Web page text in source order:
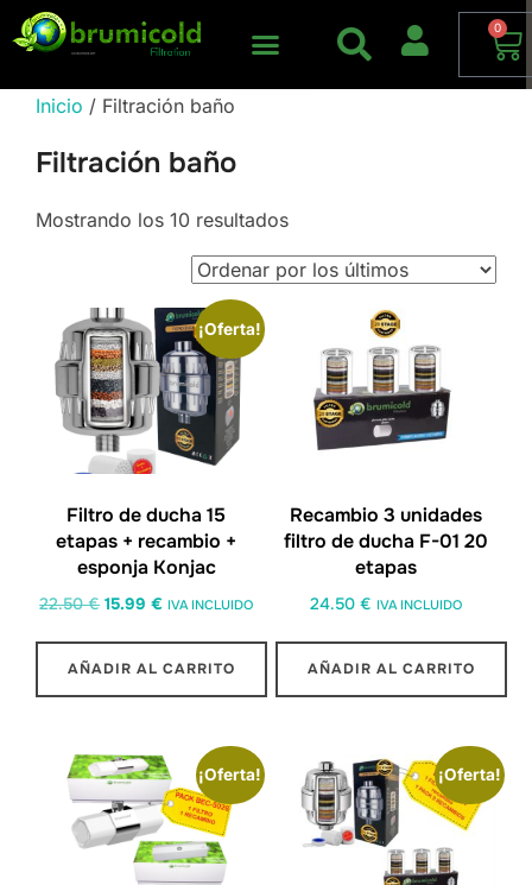
0
Inicio / Filtración baño
Filtración baño
Mostrando los 10 resultados
¡Oferta!
Filtro de ducha 15
etapas + recambio +
esponja Konjac
22.50€ 15.99€ IVA INCLUIDO
AÑADIR AL CARRITO
Recambio 3 unidades
filtro de ducha F-01 20
etapas
24.50 € IVA INCLUIDO
AÑADIR AL CARRITO
¡Oferta! ¡Oferta!